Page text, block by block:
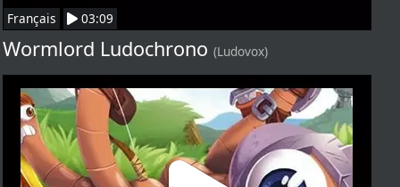
Français 03:09
Wormlord Ludochrono (Ludovox)